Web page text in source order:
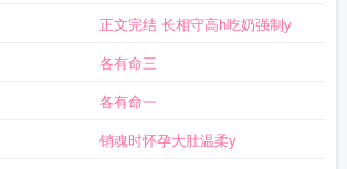
正文完结 长相守高h吃奶强制y
各有命三
各有命一
销魂时怀孕大肚温柔y